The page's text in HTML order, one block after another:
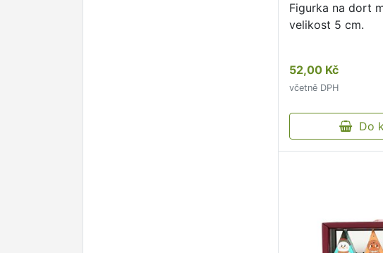
VÝPRODEJ
Figurka na dort
velikost 5 cm.
52,00 Kč
včetně DPH
Do